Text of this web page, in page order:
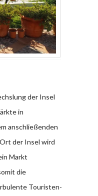
der Insel
in
anschließenden
der Insel wird
Markt
die
Touristen-